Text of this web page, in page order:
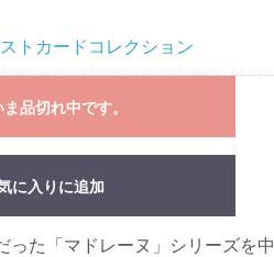
トカードコレクション
品切れ中です。
に入りに追加
った「マドレーヌ」シリーズを中